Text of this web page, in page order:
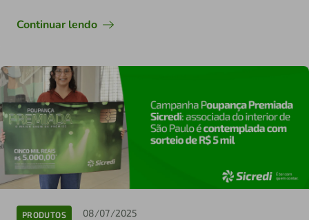
Continuar lendo
PRODUTOS 08/07/2025